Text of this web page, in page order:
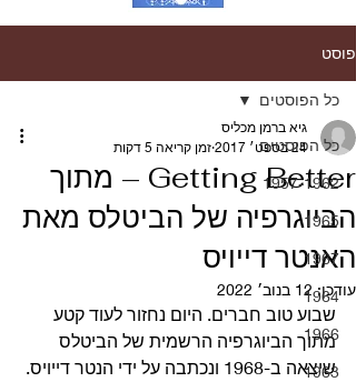
פוסט
כל הפוסטים
1957-1962
1965
1967
1964
1966
1963
כל הפוסטים
Getting Better – מתוך
הביוגרפיה של הביטלס מאת
האנטר דייויס
גיא ברמן מכליס
24 בספט׳ 2017
זמן קריאה 5 דקות
עודכן:12 בנוב׳ 2022
שבוע טוב חברים. היום נחזור לעוד קטע
מתוך הביוגרפיה הרשמית של הביטלס
שיצאה ב-1968 ונכתבה על ידי הנטר דייויס.